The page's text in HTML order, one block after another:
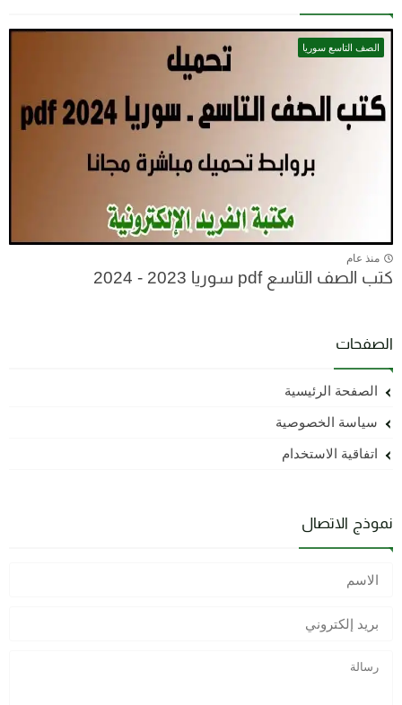
الصف التاسع سوريا
منذ عام
كتب الصف التاسع pdf سوريا 2023 - 2024
الصفحات
الصفحة الرئيسية
سياسة الخصوصية
اتفاقية الاستخدام
نموذج الاتصال